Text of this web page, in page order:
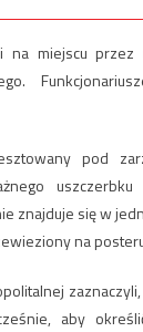
na miejscu
pod
znajduje się w
na
aby